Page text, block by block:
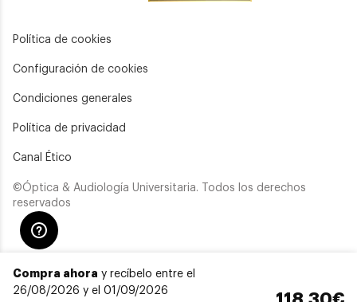
Compra ahora y recíbelo entre el
26/08/2026 y el 01/09/2026
Política de cookies
Configuración de cookies
Condiciones generales
Política de privacidad
Canal Ético
©Óptica & Audiología Universitaria. Todos los derechos
reservados